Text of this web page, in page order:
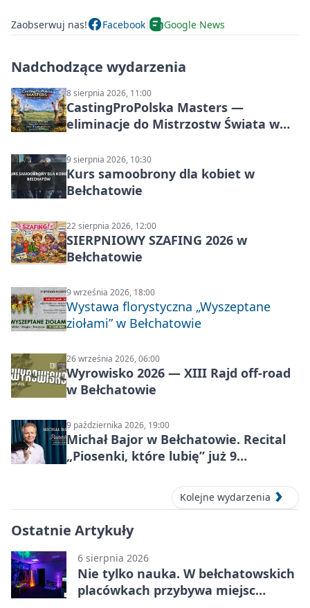
Zaobserwuj nas! Facebook Google News
Nadchodzące wydarzenia
8 sierpnia 2026, 11:00
CastingProPolska Masters —
eliminacje do Mistrzostw Świata w
9 sierpnia 2026, 10:30
Kurs samoobrony dla kobiet w
Bełchatowie
22 sierpnia 2026, 12:00
SIERPNIOWY SZAFING 2026 w
Bełchatowie
9 września 2026, 18:00
Wystawa florystyczna „Wyszeptane
ziołami” w Bełchatowie
26 września 2026, 06:00
Wyrowisko 2026 — XIII Rajd off‑road
w Bełchatowie
9 października 2026, 19:00
Michał Bajor w Bełchatowie. Recital
„Piosenki, które lubię” już 9
Kolejne wydarzenia
Ostatnie Artykuły
6 sierpnia 2026
Nie tylko nauka. W bełchatowskich
placówkach przybywa miejsc